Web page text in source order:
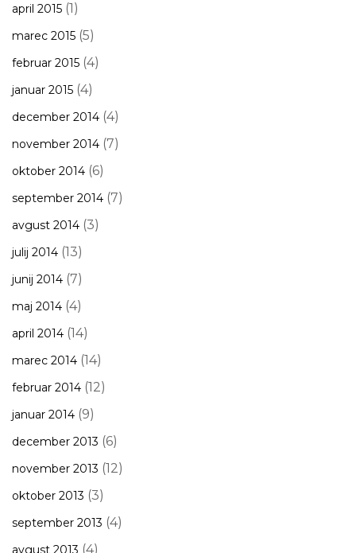
april 2015 (1)
marec 2015 (5)
februar 2015 (4)
januar 2015 (4)
december 2014 (4)
november 2014 (7)
oktober 2014 (6)
september 2014 (7)
avgust 2014 (3)
julij 2014 (13)
junij 2014 (7)
maj 2014 (4)
april 2014 (14)
marec 2014 (14)
februar 2014 (12)
januar 2014 (9)
december 2013 (6)
november 2013 (12)
oktober 2013 (3)
september 2013 (4)
avgust 2013 (4)